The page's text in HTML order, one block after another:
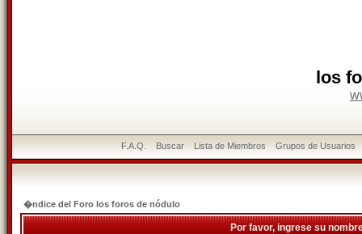
los
F.A.Q. Buscar Lista de Miembros Grupos de Usuarios
�ndice del Foro los foros de nódulo
Por favor, ingrese su